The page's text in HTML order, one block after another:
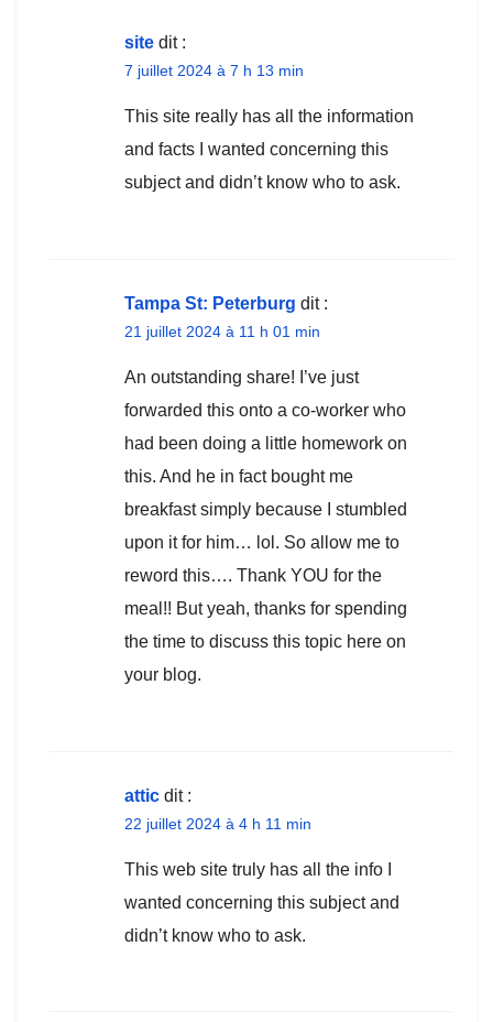
site dit :
7 juillet 2024 à 7 h 13 min
This site really has all the information
and facts I wanted concerning this
subject and didn’t know who to ask.
Tampa St: Peterburg dit :
21 juillet 2024 à 11 h 01 min
An outstanding share! I’ve just
forwarded this onto a co-worker who
had been doing a little homework on
this. And he in fact bought me
breakfast simply because I stumbled
upon it for him… lol. So allow me to
reword this…. Thank YOU for the
meal!! But yeah, thanks for spending
the time to discuss this topic here on
your blog.
attic dit :
22 juillet 2024 à 4 h 11 min
This web site truly has all the info I
wanted concerning this subject and
didn’t know who to ask.